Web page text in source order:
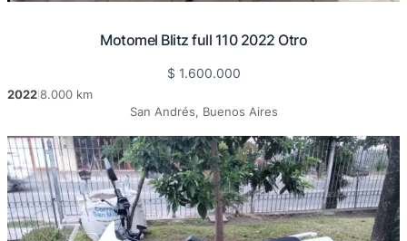
Motomel Blitz full 110 2022 Otro
$ 1.600.000
20228.000 km
San Andrés, Buenos Aires